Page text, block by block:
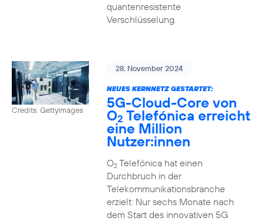
quantenresistente
Verschlüsselung.
Credits: Gettyimages
28. November 2024
NEUES KERNNETZ GESTARTET:
5G-Cloud-Core von
O2 Telefónica erreicht
eine Million
Nutzer:innen
O2Telefónica hat einen
Durchbruch in der
Telekommunikationsbranche
erzielt: Nur sechs Monate nach
dem Start des innovativen 5G